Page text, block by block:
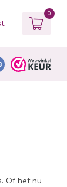
0
Of het nu